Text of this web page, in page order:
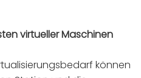
virtueller Maschinen
können